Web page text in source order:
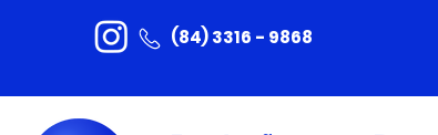
(84) 3316 - 9868